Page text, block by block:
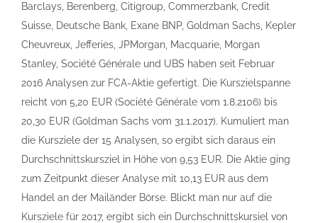
Barclays, Berenberg, Citigroup, Commerzbank, Credit
Suisse, Deutsche Bank, Exane BNP, Goldman Sachs, Kepler
Cheuvreux, Jefferies, JPMorgan, Macquarie, Morgan
Stanley, Société Générale und UBS haben seit Februar
2016 Analysen zur FCA-Aktie gefertigt. Die Kurszielspanne
reicht von 5,20 EUR (Société Générale vom 1.8.2106) bis
20,30 EUR (Goldman Sachs vom 31.1.2017). Kumuliert man
die Kursziele der 15 Analysen, so ergibt sich daraus ein
Durchschnittskursziel in Höhe von 9,53 EUR. Die Aktie ging
zum Zeitpunkt dieser Analyse mit 10,13 EUR aus dem
Handel an der Mailänder Börse. Blickt man nur auf die
Kursziele für 2017, ergibt sich ein Durchschnittskursiel von